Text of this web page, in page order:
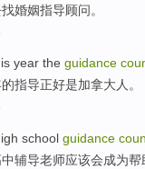
找婚姻指导顾问。
year the guidance
的指导正好是加拿大人。
school guidance
辅导老师应该会成为帮